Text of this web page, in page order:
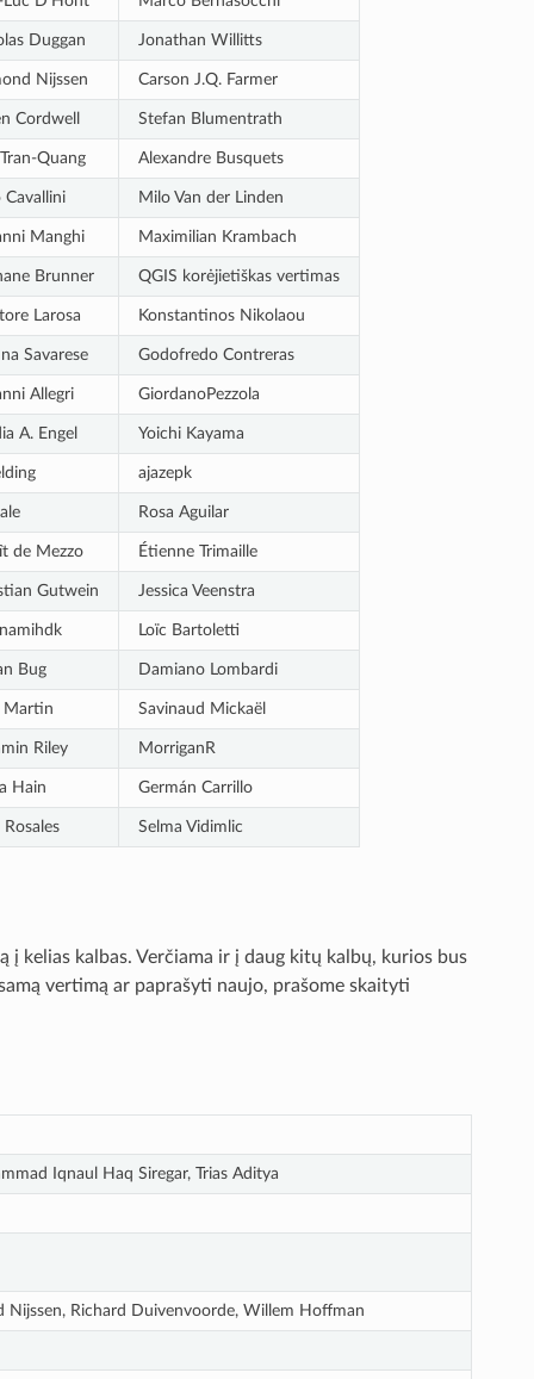
Duggan Jonathan Willitts
Nijssen Carson J.Q. Farmer
Cordwell Stefan Blumentrath
Quang Alexandre Busquets
Cavallini Milo Van der Linden
Manghi Maximilian Krambach
Brunner QGIS korėjietiškas vertimas
Larosa Konstantinos Nikolaou
Savarese Godofredo Contreras
Allegri GiordanoPezzola
A. Engel Yoichi Kayama
ajazepk
Rosa Aguilar
de Mezzo Étienne Trimaille
Gutwein Jessica Veenstra
Loïc Bartoletti
Bug Damiano Lombardi
Martin Savinaud Mickaël
Riley MorriganR
Hain Germán Carrillo
Selma Vidimlic
kelias kalbas. Verčiama ir į daug kitų kalbų, kurios bus
vertimą ar paprašyti naujo, prašome skaityti
Iqnaul Haq Siregar, Trias Aditya
Nijssen, Richard Duivenvoorde, Willem Hoffman